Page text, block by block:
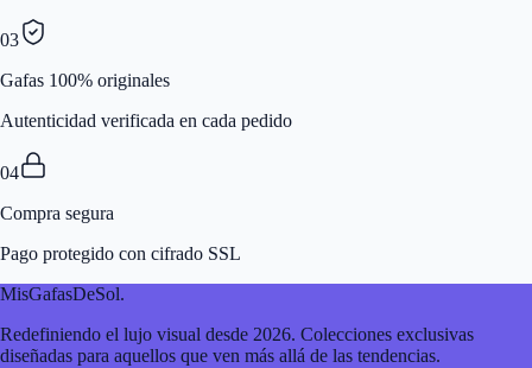
03
Gafas 100% originales
Autenticidad verificada en cada pedido
04
Compra segura
Pago protegido con cifrado SSL
MisGafasDeSol.
Redefiniendo el lujo visual desde 2026. Colecciones exclusivas
diseñadas para aquellos que ven más allá de las tendencias.